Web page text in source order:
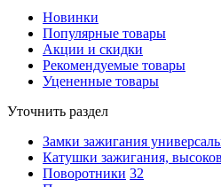
Новинки
Популярные товары
Акции и скидки
Рекомендуемые товары
Уцененные товары
Уточнить раздел
Замки зажигания
Катушки зажигания,
Поворотники 32